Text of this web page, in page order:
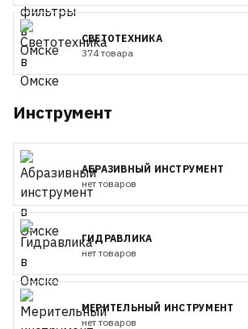
СВЕТОТЕХНИКА
374 товара
Инструмент
АБРАЗИВНЫЙ ИНСТРУМЕНТ
нет товаров
ГИДРАВЛИКА
нет товаров
МЕРИТЕЛЬНЫЙ ИНСТРУМЕНТ
нет товаров